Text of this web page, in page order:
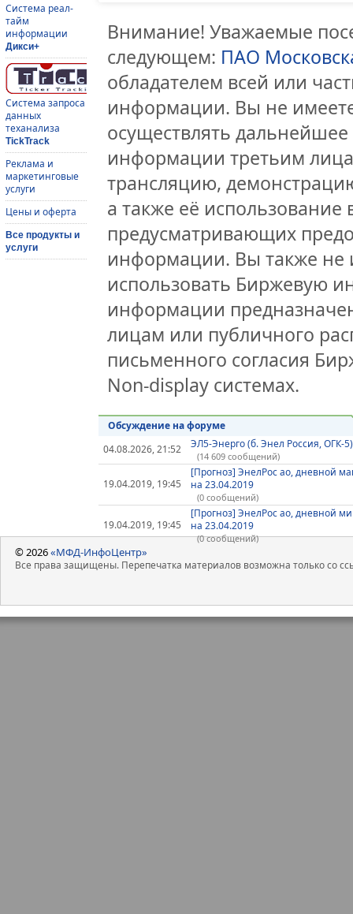
Система реал-
тайм
информации
Дикси+
Система запроса
данных
теханализа
TickTrack
Реклама и
маркетинговые
услуги
Цены и оферта
Все продукты и
услуги
Внимание! Уважаемые
следующем: ПАО
обладателем всей или
информации. Вы не
осуществлять
информации третьим
трансляцию,
а также её
предусматривающих
информации. Вы также не
использовать Биржевую
информации
лицам или публичного
письменного согласия
Non-display системах.
Обсуждение на форуме
04.08.2026, 21:52
ЭЛ5-Энерго (б. Энел Россия, ОГК-5)
(14 609 сообщений)
19.04.2019, 19:45
[Прогноз] ЭнелРос ао, дневной
на 23.04.2019
(0 сообщений)
19.04.2019, 19:45
[Прогноз] ЭнелРос ао, дневной
на 23.04.2019
(0 сообщений)
© 2026«МФД-ИнфоЦентр»
Все права защищены. Перепечатка материалов возможна только со